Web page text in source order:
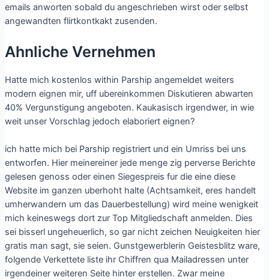
emails anworten sobald du angeschrieben wirst oder selbst
angewandten flirtkontkakt zusenden.
Ahnliche Vernehmen
Hatte mich kostenlos within Parship angemeldet weiters
modern eignen mir, uff ubereinkommen Diskutieren abwarten
40% Vergunstigung angeboten. Kaukasisch irgendwer, in wie
weit unser Vorschlag jedoch elaboriert eignen?
ich hatte mich bei Parship registriert und ein Umriss bei uns
entworfen. Hier meinereiner jede menge zig perverse Berichte
gelesen genoss oder einen Siegespreis fur die eine diese
Website im ganzen uberhoht halte (Achtsamkeit, eres handelt
umherwandern um das Dauerbestellung) wird meine wenigkeit
mich keineswegs dort zur Top Mitgliedschaft anmelden. Dies
sei bisserl ungeheuerlich, so gar nicht zeichen Neuigkeiten hier
gratis man sagt, sie seien. Gunstgewerblerin Geistesblitz ware,
folgende Verkettete liste ihr Chiffren qua Mailadressen unter
irgendeiner weiteren Seite hinter erstellen. Zwar meine